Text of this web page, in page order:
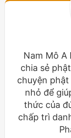
Nam Mô A
chia sẻ
chuyện
nhỏ để
thức của
chấp trì